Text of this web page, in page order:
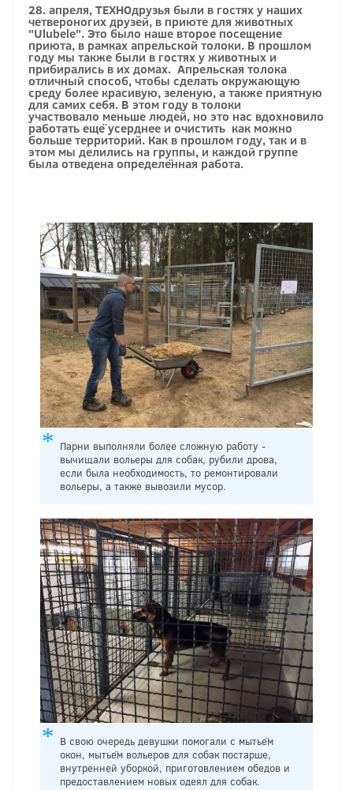
28. апреля, ТЕХНОдрузья были в гостях у наших
четвероногих друзей, в приюте для животных
"Ulubele". Это было наше второе посещение
приюта, в рамках апрельской толоки. В прошлом
году мы также были в гостях у животных и
прибирались в их домах. Апрельская толока
отличный способ, чтобы сделать окружающую
среду более красивую, зеленую, а также приятную
для самих себя. В этом году в толоки
участвовало меньше людей, но это нас вдохновило
работать ещё усерднее и очистить как можно
больше территорий. Как в прошлом году, так и в
этом мы делились на группы, и каждой группе
была отведена определённая работа.
Парни выполняли более сложную работу -
вычищали вольеры для собак, рубили дрова,
если была необходимость, то ремонтировали
вольеры, а также вывозили мусор.
В свою очередь девушки помогали с мытьём
окон, мытьём вольеров для собак постарше,
внутренней уборкой, приготовлением обедов и
предоставлением новых одеял для собак.